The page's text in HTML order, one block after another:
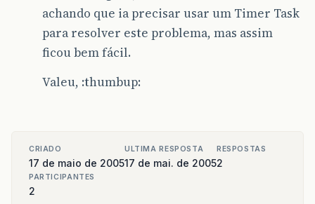
achando que ia precisar usar um Timer Task
para resolver este problema, mas assim
ficou bem fácil.
Valeu, :thumbup:
CRIADO
17 de maio de 2005
ULTIMA RESPOSTA
17 de mai. de 2005
RESPOSTAS
2
PARTICIPANTES
2